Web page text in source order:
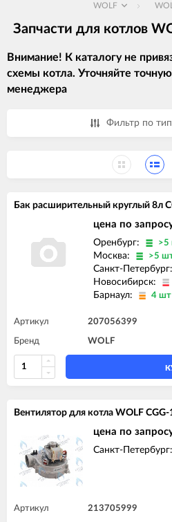
WOLF
Запчасти для котлов
Внимание! К каталогу не
схемы котла. Уточняйте
менеджера
Фильтр по
Бак расширительный круглый 8л
цена по
Оренбург: >5
Москва: >5
Санкт-Петербург:
Новосибирск:
Барнаул: 4 шт
Артикул 207056399
Бренд WOLF
Вентилятор для котла WOLF
цена по
Санкт-Петербург:
Артикул 213705999